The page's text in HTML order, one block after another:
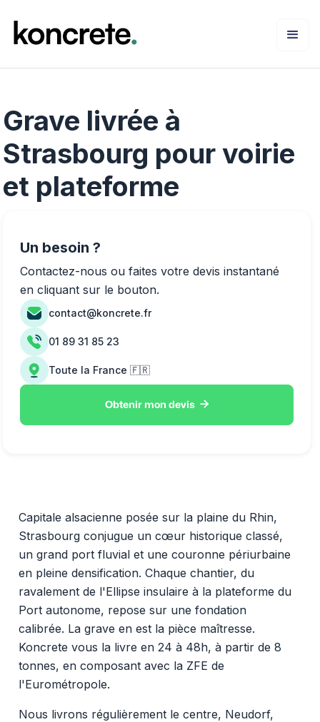
Grave livrée à
Strasbourg pour voirie
et plateforme
Capitale alsacienne posée sur la plaine du Rhin,
Strasbourg conjugue un cœur historique classé,
un grand port fluvial et une couronne périurbaine
en pleine densification. Chaque chantier, du
ravalement de l'Ellipse insulaire à la plateforme du
Port autonome, repose sur une fondation
calibrée. La grave en est la pièce maîtresse.
Koncrete vous la livre en 24 à 48h, à partir de 8
tonnes, en composant avec la ZFE de
l'Eurométropole.
Nous livrons régulièrement le centre, Neudorf,
Un besoin ?
Contactez-nous ou faites votre devis instantané
en cliquant sur le bouton.
contact@koncrete.fr
01 89 31 85 23
Toute la France 🇫🇷
Obtenir mon devis 